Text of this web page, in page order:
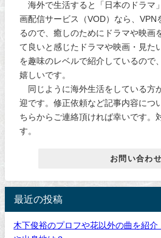
海外で生活すると「日本のドラマ
画配信サービス（VOD）なら、VPN
るので、癒しのためにドラマや映画
て良いと感じたドラマや映画・見た
を趣味のレベルで紹介しているので
嬉しいです。
同じように海外生活をしている方
迎です。修正依頼など記事内容につ
ちらからご連絡頂ければ幸いです。
す。
お問い合わせ
最近の投稿
木下俊裕のプロフや花以外の曲を紹